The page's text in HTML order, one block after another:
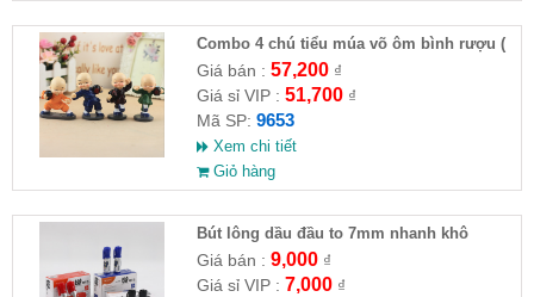
Combo 4 chú tiểu múa võ ôm bình rượu (
HĐ )
Giá bán : 57,200₫
Giá sỉ VIP : 51,700₫
Mã SP: 9653
Xem chi tiết
Giỏ hàng
Bút lông dầu đầu to 7mm nhanh khô
Giá bán : 9,000₫
Giá sỉ VIP : 7,000₫